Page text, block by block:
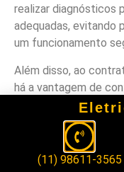
realizar diagnósticos
adequadas, evitando
um funcionamento
Além disso, ao
há a vantagem de
estabeleceu uma
referências e
fornecer uma visão
serviço prestado e
(11) 98611-3565